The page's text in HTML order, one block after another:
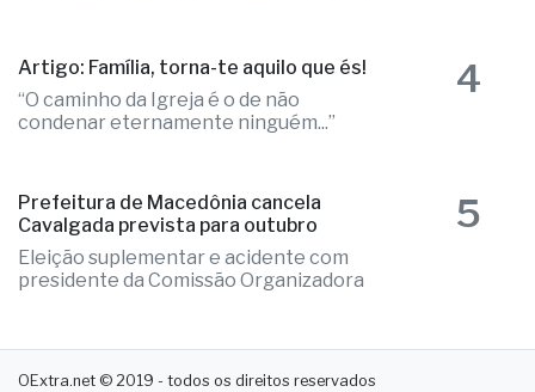
Artigo: Família, torna-te aquilo que és!
“O caminho da Igreja é o de não
condenar eternamente ninguém...”
4
Prefeitura de Macedônia cancela
Cavalgada prevista para outubro
Eleição suplementar e acidente com
presidente da Comissão Organizadora
5
OExtra.net © 2019 - todos os direitos reservados